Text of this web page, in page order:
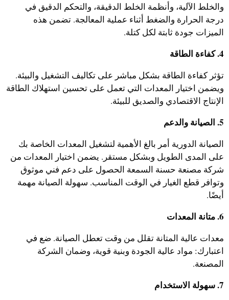
والخلط الآلية، وأنظمة الخلط الدقيقة، والتحكم الدقيق في
درجة الحرارة والضغط أثناء عملية المعالجة. تضمن هذه
الميزات جودة ثابتة لكل كتلة.
4. كفاءة الطاقة
تؤثر كفاءة الطاقة بشكل مباشر على تكاليف التشغيل والبيئة.
ويضمن اختيار المعدات التي تعمل على تحسين استهلاك الطاقة
الإنتاج الاقتصادي والصديق للبيئة.
5. الصيانة والدعم
الصيانة الدورية أمر بالغ الأهمية لتشغيل المعدات الخاصة بك
على المدى الطويل وبشكل مستقر. يضمن اختيار المعدات من
شركة مصنعة حسنة السمعة الحصول على دعم فني موثوق
وتوافر قطع الغيار في الوقت المناسب. سهولة الصيانة مهمة
أيضًا.
6. متانة المعدات
معدات عالية المتانة تقلل من وقت تعطل الصيانة. ضع في
اعتبارك: مواد عالية الجودة وبنية قوية، وضمان الشركة
المصنعة.
7. سهولة الاستخدام